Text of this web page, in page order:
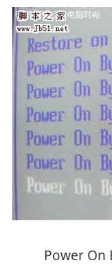
Power On